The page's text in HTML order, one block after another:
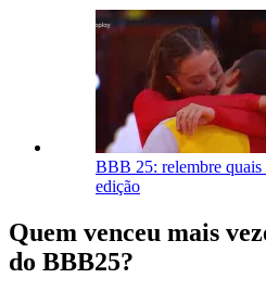
BBB 25: relembre quais
edição
Quem venceu mais
do BBB25?